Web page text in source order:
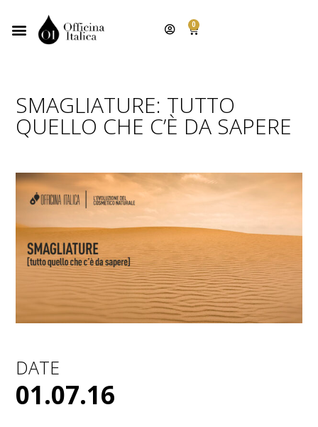
0
SMAGLIATURE: TUTTO
QUELLO CHE C’È DA SAPERE
DATE
01.07.16